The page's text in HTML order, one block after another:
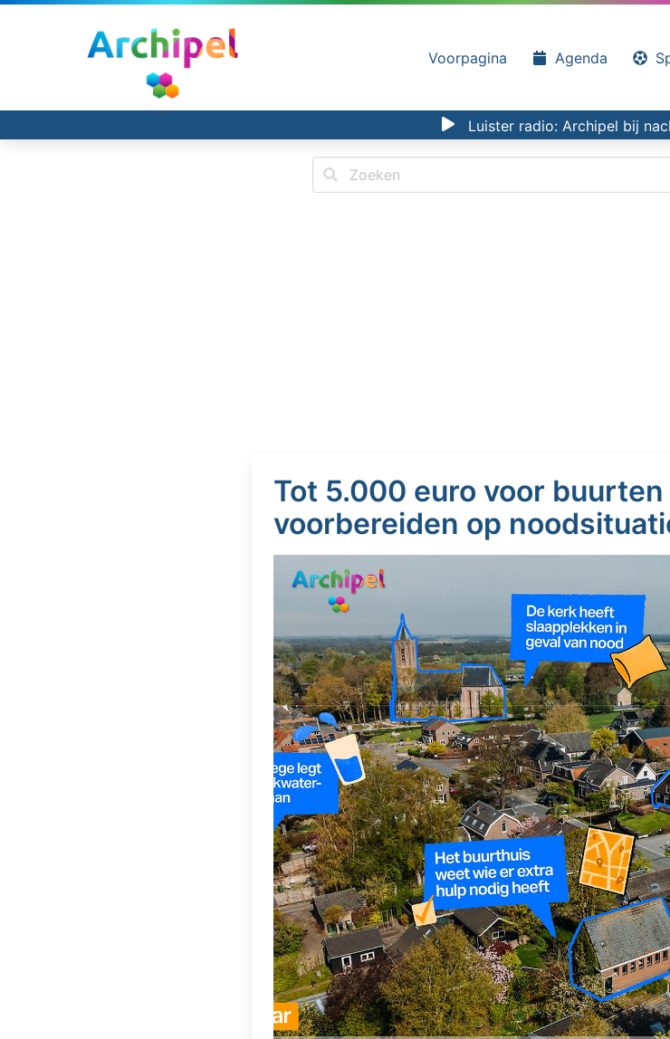
Voorpagina Agenda
Luister radio: Archipel bij
Tot 5.000 euro voor
voorbereiden op